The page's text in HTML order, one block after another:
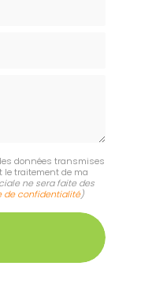
données transmises
le traitement de ma
ne sera faite des
de confidentialité)